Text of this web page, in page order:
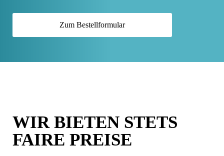
Zum Bestellformular
WIR BIETEN STETS
FAIRE PREISE